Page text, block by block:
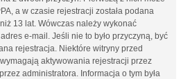
a w czasie rejestracji została podana
13 lat. Wówczas należy wykonać
e-mail. Jeśli nie to było przyczyną, być
rejestracja. Niektóre witryny przed
aktywowania rejestracji przez
administratora. Informacja o tym była